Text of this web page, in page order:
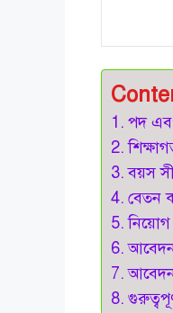
পদ
বয়স
বেতন
নিয়োগ
আবেদন